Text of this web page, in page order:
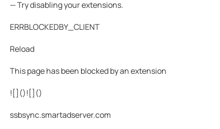
— Try disabling your extensions.
ERRBLOCKEDBY_CLIENT
Reload
This page has been blocked by an extension
![]()![]()
ssbsync.smartadserver.com